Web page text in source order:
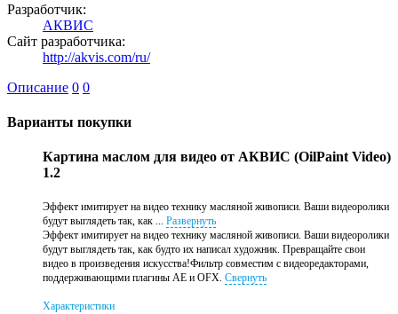
Разработчик:
АКВИС
Сайт разработчика:
http://akvis.com/ru/
Описание 0 0
Варианты покупки
Картина маслом для видео от АКВИС (OilPaint Video)
1.2
Эффект имитирует на видео технику масляной живописи. Ваши видеоролики
будут выглядеть так, как ... Развернуть
Эффект имитирует на видео технику масляной живописи. Ваши видеоролики
будут выглядеть так, как будто их написал художник. Превращайте свои
видео в произведения искусства!Фильтр совместим с видеоредакторами,
поддерживающими плагины AE и OFX. Свернуть
Характеристики